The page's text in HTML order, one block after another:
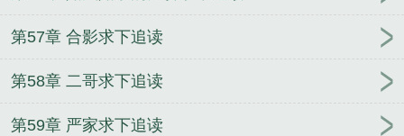
第57章 合影求下追读
第58章 二哥求下追读
第59章 严家求下追读